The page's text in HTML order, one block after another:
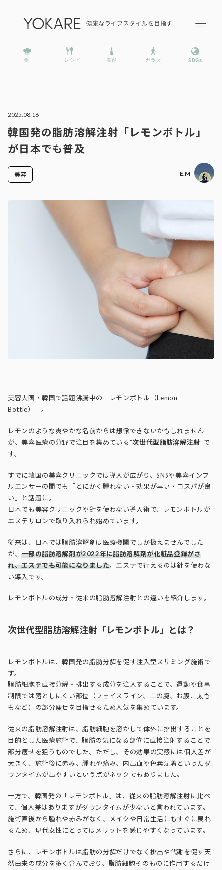
2025.08.16
韓国発の脂肪溶解注射「レモンボトル」
が日本でも普及
美容 E.M
美容大国・韓国で話題沸騰中の「レモンボトル（Lemon
Bottle）」。
レモンのような爽やかな名前からは想像できないかもしれません
が、美容医療の分野で注目を集めている“次世代型脂肪溶解注射”で
す。
すでに韓国の美容クリニックでは導入が広がり、SNSや美容インフ
ルエンサーの間でも「とにかく腫れない・効果が早い・コスパが良
い」と話題に。
日本でも美容クリニックや針を使わない導入術で、レモンボトルが
エステサロンで取り入れられ始めています。
従来は、日本では脂肪溶解剤は医療機関でしか扱えませんでした
が、一部の脂肪溶解剤が2022年に脂肪溶解剤が化粧品登録がさ
れ、エステでも可能になりました。 エステで行えるのは針を使わな
い導入です。
レモンボトルの成分・従来の脂肪溶解注射との違いを紹介します。
次世代型脂肪溶解注射「レモンボトル」とは？
レモンボトルは、韓国発の脂肪分解を促す注入型スリミング施術で
す。
脂肪細胞を直接分解・排出する成分を注入することで、運動や食事
制限では落としにくい部位（フェイスライン、二の腕、お腹、太も
もなど）の部分痩せを目指せるため人気を集めています。
従来の脂肪溶解注射は、脂肪細胞を溶かして体外に排出することを
目的とした医療施術で、脂肪の気になる部位に直接注射することで
部分痩せを狙うものでした。ただし、その効果の実感には個人差が
大きく、施術後に赤み、腫れや痛み、内出血や色素沈着といったダ
ウンタイムが出やすいという点がネックでもありました。
一方で、韓国発の「レモンボトル」は、従来の脂肪溶解注射に比べ
て、個人差はありますがダウンタイムが少ないと言われています。
施術直後から腫れや赤みがなく、メイクや日常生活にもすぐに戻れ
るため、現代女性にとってはメリットを感じやすくなっています。
さらに、レモンボトルは脂肪の分解だけでなく排出や代謝を促す天
然由来の成分を多く含んでおり、脂肪細胞そのものに作用するだけ